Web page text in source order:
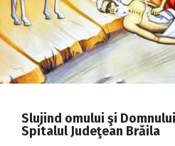
2014
2013
2012
2010
Slujind omului şi
Spitalul Judeţean Brăila